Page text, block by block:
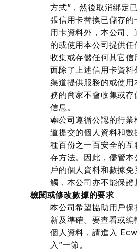
方式”，然後取消綁定
張信用卡替換已儲存
用卡資料外，本公司、
的或使用本公司提供任
收集或存儲任何其它信
而除了上述信用卡資料
渠道提供服務的或使用
務的商家不會收集或
信息。
本公司遵循公認的行
道提交的個人資料和數
種百份之一百安全的
存方法。因此，儘管本
戶的個人資料和數據
觸，本公司亦不能保證
檢閱或修改數據的要求
本公司希望協助用戶
新及準確。要查看或編
個人資料，請進入
入”一節。